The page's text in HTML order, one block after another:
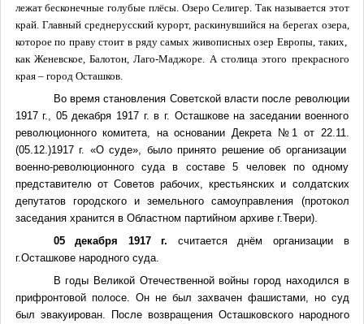
лежат бесконечные голубые плёсы. Озеро Селигер. Так называется этот
край. Главный среднерусский курорт, раскинувшийся на берегах озера,
которое по праву стоит в ряду самых живописных озер Европы, таких,
как Женевское, Балотон, Лаго-Маджоре. А столица этого прекрасного
края – город Осташков.
Во время становления Советской власти после революции
1917 г., 05 декабря 1917 г. в г. Осташкове на заседании военного
революционного комитета, на основании Декрета №1 от 22.11.
(05.12.)1917 г. «О суде», было принято решение об организации
военно-революционного суда в составе 5 человек по одному
представителю от Советов рабочих, крестьянских и солдатских
депутатов городского и земельного самоуправления (протокол
заседания хранится в Областном партийном архиве г.Твери).
05 декабря 1917 г. считается днём организации в
г.Осташкове народного суда.
В годы Великой Отечественной войны город находился в
прифронтовой полосе. Он не был захвачен фашистами, но суд
был эвакуирован. После возвращения Осташковского народного